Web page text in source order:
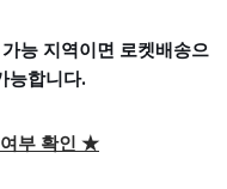
능 지역이면 로켓배송으
능합니다.
부 확인 ★